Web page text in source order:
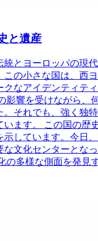
と遺産
統とヨーロッパの現
この小さな国は、西
クなアイデンティテ
影響を受けながら、
それでも、強く独
います。 この国の歴
示しています。今日
な文化センターとな
の多様な側面を発見